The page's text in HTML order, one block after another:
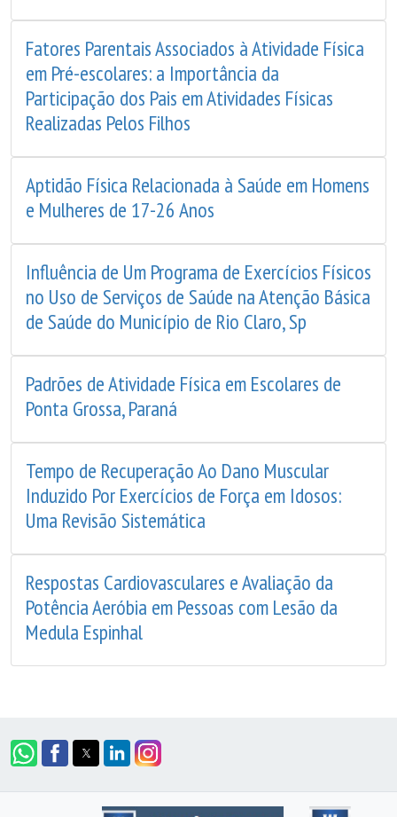
Fatores Parentais Associados à Atividade Física
em Pré-escolares: a Importância da
Participação dos Pais em Atividades Físicas
Realizadas Pelos Filhos
Aptidão Física Relacionada à Saúde em Homens
e Mulheres de 17-26 Anos
Influência de Um Programa de Exercícios Físicos
no Uso de Serviços de Saúde na Atenção Básica
de Saúde do Município de Rio Claro, Sp
Padrões de Atividade Física em Escolares de
Ponta Grossa, Paraná
Tempo de Recuperação Ao Dano Muscular
Induzido Por Exercícios de Força em Idosos:
Uma Revisão Sistemática
Respostas Cardiovasculares e Avaliação da
Potência Aeróbia em Pessoas com Lesão da
Medula Espinhal